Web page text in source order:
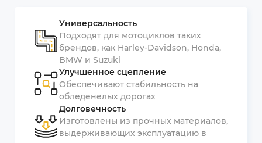
Универсальность
Подходят для мотоциклов таких
брендов, как Harley-Davidson, Honda,
BMW и Suzuki
Улучшенное сцепление
Обеспечивают стабильность на
обледенелых дорогах
Долговечность
Изготовлены из прочных материалов,
выдерживающих эксплуатацию в